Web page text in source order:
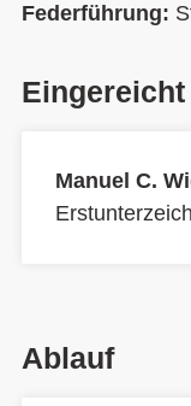
Federführung:
Manuel C.
Ablauf